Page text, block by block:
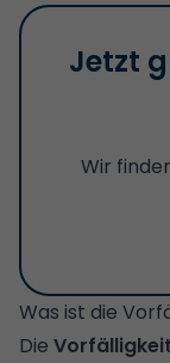
Jetzt
Wir
Was ist die
Die